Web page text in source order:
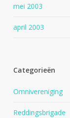
mei 2003
april 2003
Categorieën
Omnivereniging
Reddingsbrigade